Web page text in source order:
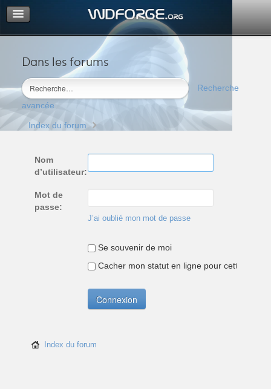
Dans les forums
Recherche
avancée
Portail
Index du forum
M’enregistrer
Connexion
Index du forum
Nom
d’utilisateur:
Mot de
passe:
J’ai oublié mon mot de passe
Se souvenir de moi
Cacher mon statut en ligne pour cette
Index du forum